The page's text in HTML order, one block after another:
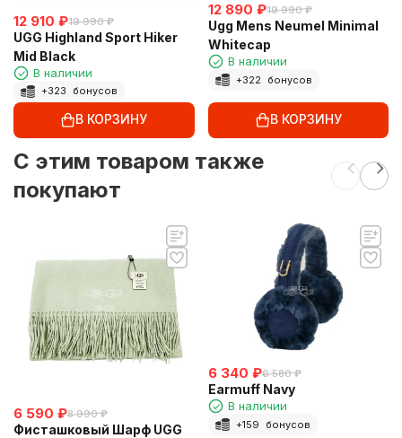
12 910 ₽19 990 ₽
UGG Highland Sport Hiker
Mid Black
В наличии
+323 бонусов
В КОРЗИНУ
12 890 ₽19 990 ₽
Ugg Mens Neumel Minimal
Whitecap
В наличии
+322 бонусов
В КОРЗИНУ
C этим товаром также
покупают
6 590 ₽8 990 ₽
Фисташковый Шарф UGG
6 340 ₽6 580 ₽
Earmuff Navy
В наличии
+159 бонусов